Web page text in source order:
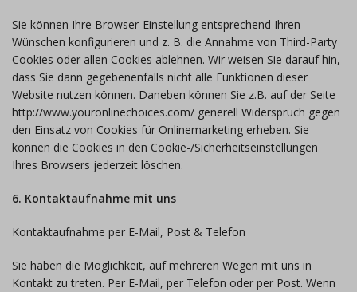
Sie können Ihre Browser-Einstellung entsprechend Ihren
Wünschen konfigurieren und z. B. die Annahme von Third-Party
Cookies oder allen Cookies ablehnen. Wir weisen Sie darauf hin,
dass Sie dann gegebenenfalls nicht alle Funktionen dieser
Website nutzen können. Daneben können Sie z.B. auf der Seite
http://www.youronlinechoices.com/ generell Widerspruch gegen
den Einsatz von Cookies für Onlinemarketing erheben. Sie
können die Cookies in den Cookie-/Sicherheitseinstellungen
Ihres Browsers jederzeit löschen.
6. Kontaktaufnahme mit uns
Kontaktaufnahme per E-Mail, Post & Telefon
Sie haben die Möglichkeit, auf mehreren Wegen mit uns in
Kontakt zu treten. Per E-Mail, per Telefon oder per Post. Wenn